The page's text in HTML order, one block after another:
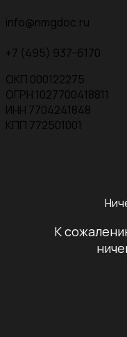
info@nmgdoc.ru
+7 (495) 937-6170
ОКП 000122275
ОГРН 1027700418811
ИНН 7704241848
КПП 772501001
К